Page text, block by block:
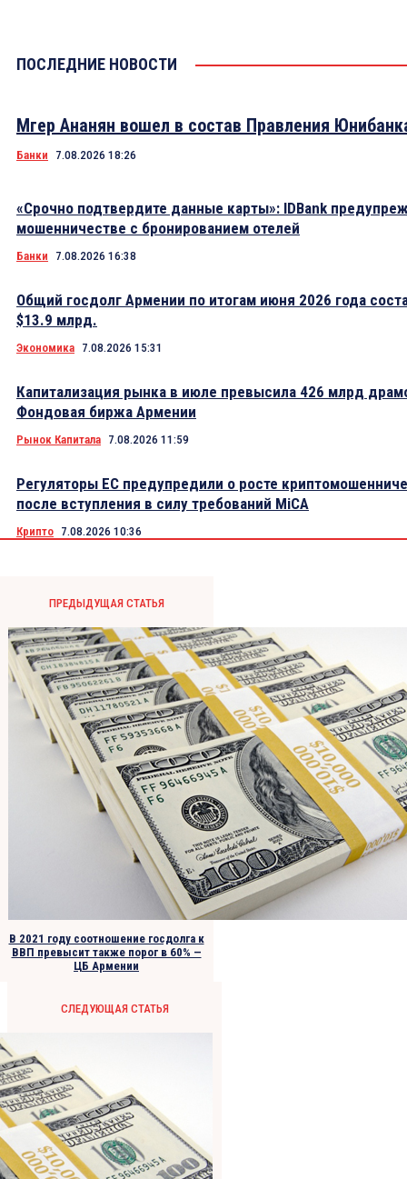
ПОСЛЕДНИЕ НОВОСТИ
Мгер Ананян вошел в состав Правления
Банки 7.08.2026 18:26
«Срочно подтвердите данные карты»: IDBank
мошенничестве с бронированием отелей
Банки 7.08.2026 16:38
Общий госдолг Армении по итогам июня 2026 года
$13.9 млрд.
Экономика 7.08.2026 15:31
Капитализация рынка в июле превысила 426 млрд
Фондовая биржа Армении
Рынок Капитала 7.08.2026 11:59
Регуляторы ЕС предупредили о росте
после вступления в силу требований MiCA
Крипто 7.08.2026 10:36
ПРЕДЫДУЩАЯ СТАТЬЯ
В 2021 году соотношение госдолга к
ВВП превысит также порог в 60% —
ЦБ Армении
СЛЕДУЮЩАЯ СТАТЬЯ